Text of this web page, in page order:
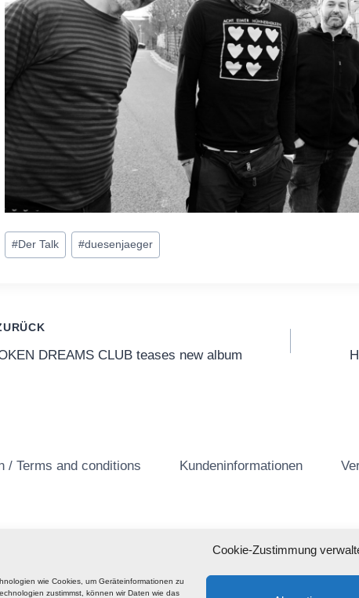
Cookie-Zustimmung
wie Cookies, um Geräteinformationen zu
zustimmst, können wir Daten wie das
Schlagworte:
#Der Talk #duesenjaeger
DREAMS CLUB teases new album
/ Terms and conditions Kundeninformationen